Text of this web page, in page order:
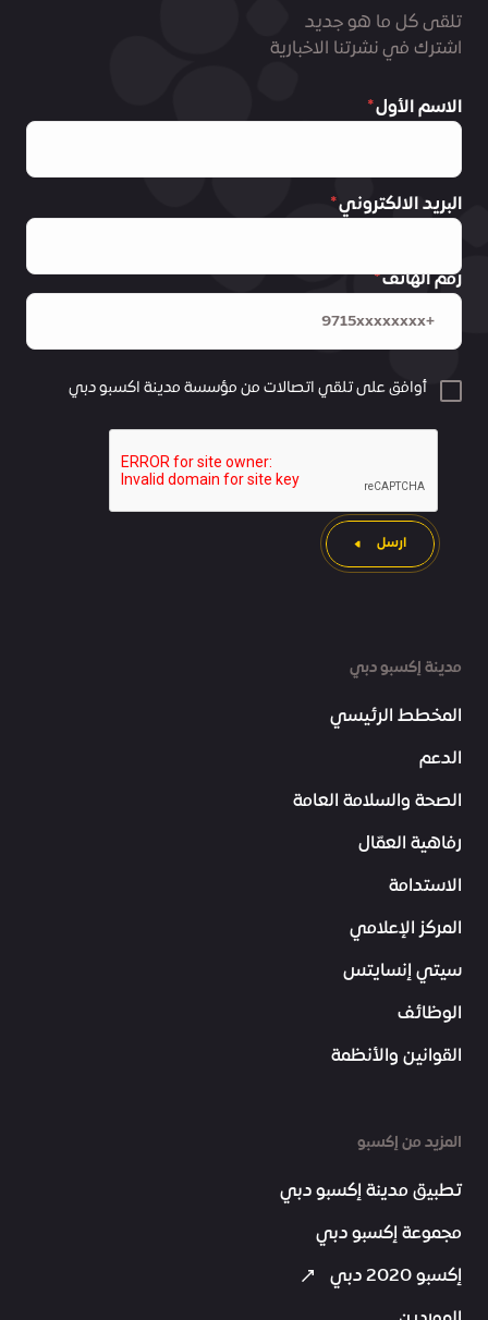
مدينة إكسبو دبي
المخطط الرئيسي
الدعم
الصحة والسلامة العامة
رفاهية العمّال
الاستدامة
المركز الإعلامي
سيتي إنسايتس
الوظائف
القوانين والأنظمة
المزيد من إكسبو
تطبيق مدينة إكسبو دبي
مجموعة إكسبو دبي
إكسبو 2020 دبي
تلقى كل ما هو جديد
اشترك في نشرتنا الاخبارية
الاسم الأول
البريد الالكتروني
رقم الهاتف
أوافق على تلقي اتصالات من مؤسسة مدينة اكسبو دبي
ارسل